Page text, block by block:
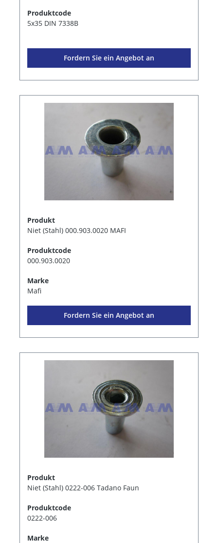
Produktcode
5x35 DIN 7338B
Fordern Sie ein Angebot an
Produkt
Niet (Stahl) 000.903.0020 MAFI
Produktcode
000.903.0020
Marke
Mafi
Fordern Sie ein Angebot an
Produkt
Niet (Stahl) 0222-006 Tadano Faun
Produktcode
0222-006
Marke